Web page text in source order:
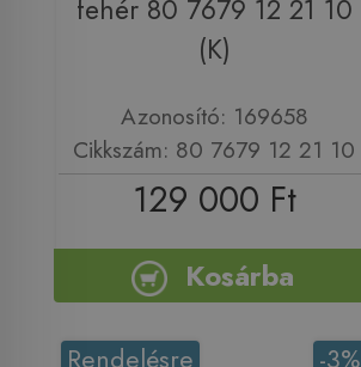
fehér 80 7679 12 21 10
(K)
Azonosító: 169658
Cikkszám: 80 7679 12 21 10
129 000 Ft
Kosárba
-3%
Rendelésre